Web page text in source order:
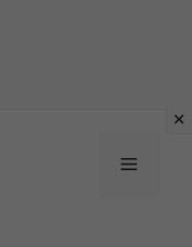
Menu